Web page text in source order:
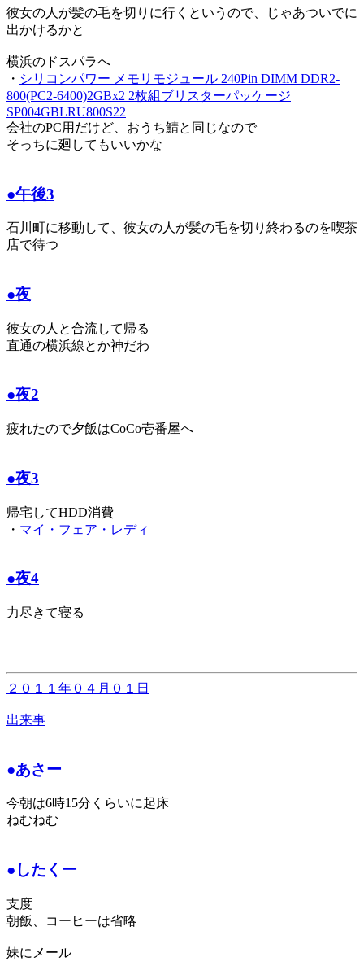
彼女の人が髪の毛を切りに行くというので、じゃあついでに
出かけるかと
横浜のドスパラへ
・ シリコンパワー メモリモジュール 240Pin DIMM DDR2-
800(PC2-6400)2GBx2 2枚組ブリスターパッケージ
SP004GBLRU800S22
会社のPC用だけど、おうち鯖と同じなので
そっちに廻してもいいかな
●午後3
石川町に移動して、彼女の人が髪の毛を切り終わるのを喫茶
店で待つ
●夜
彼女の人と合流して帰る
直通の横浜線とか神だわ
●夜2
疲れたので夕飯はCoCo壱番屋へ
●夜3
帰宅してHDD消費
・ マイ・フェア・レディ
●夜4
力尽きて寝る
２０１１年０４月０１日
出来事
●あさー
今朝は6時15分くらいに起床
ねむねむ
●したくー
支度
朝飯、コーヒーは省略
妹にメール